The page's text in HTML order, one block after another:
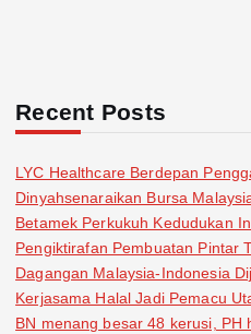
Recent Posts
LYC Healthcare Berdepan
Dinyahsenaraikan Bursa
Betamek Perkukuh Kedudukan
Pengiktirafan Pembuatan Pintar
Dagangan Malaysia-Indonesia
Kerjasama Halal Jadi Pemacu
BN menang besar 48 kerusi, PH